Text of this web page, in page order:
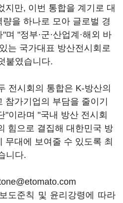
지만, 이번 통합을 계기로 대
을 하나로 모아 글로벌 경
"정부·군·산업계·해외 바
는 국가대표 방산전시회로
붙였습니다.
전시회의 통합은 K-방산의
가기업의 부담을 줄이기
"이라며 "국내 방산 전시회
힘으로 결집해 대한민국 방
무대에 보여줄 수 있도록 최
니다.
도준칙 및 윤리강령에 따라